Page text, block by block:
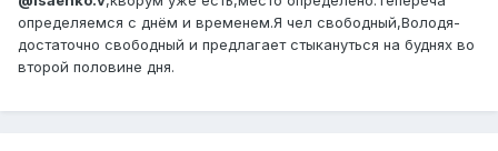
определяемся с днём и временем.Я чел свободный,Володя-
достаточно свободный и предлагает стыкануться на буднях во
второй половине дня.